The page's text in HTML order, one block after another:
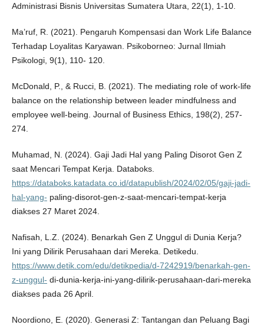
Administrasi Bisnis Universitas Sumatera Utara, 22(1), 1-10.
Ma’ruf, R. (2021). Pengaruh Kompensasi dan Work Life Balance
Terhadap Loyalitas Karyawan. Psikoborneo: Jurnal Ilmiah
Psikologi, 9(1), 110- 120.
McDonald, P., & Rucci, B. (2021). The mediating role of work-life
balance on the relationship between leader mindfulness and
employee well-being. Journal of Business Ethics, 198(2), 257-
274.
Muhamad, N. (2024). Gaji Jadi Hal yang Paling Disorot Gen Z
saat Mencari Tempat Kerja. Databoks.
https://databoks.katadata.co.id/datapublish/2024/02/05/gaji-jadi-
hal-yang- paling-disorot-gen-z-saat-mencari-tempat-kerja
diakses 27 Maret 2024.
Nafisah, L.Z. (2024). Benarkah Gen Z Unggul di Dunia Kerja?
Ini yang Dilirik Perusahaan dari Mereka. Detikedu.
https://www.detik.com/edu/detikpedia/d-7242919/benarkah-gen-
z-unggul- di-dunia-kerja-ini-yang-dilirik-perusahaan-dari-mereka
diakses pada 26 April.
Noordiono, E. (2020). Generasi Z: Tantangan dan Peluang Bagi